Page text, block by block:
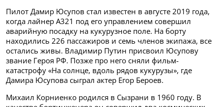
Пилот Дамир Юсупов стал известен в августе 2019 года,
когда лайнер А321 под его управлением совершил
аварийную посадку на кукурузное поле. На борту
находились 226 пассажиров и семь членов экипажа, все
остались живы. Владимир Путин присвоил Юсупову
звание Героя РФ. Позже про него сняли фильм-
катастрофу «На солнце, вдоль рядов кукурузы», где
Дамира Юсупова сыграл актер Егор Бероев.
Михаил Корниенко родился в Сызрани в 1960 году. В